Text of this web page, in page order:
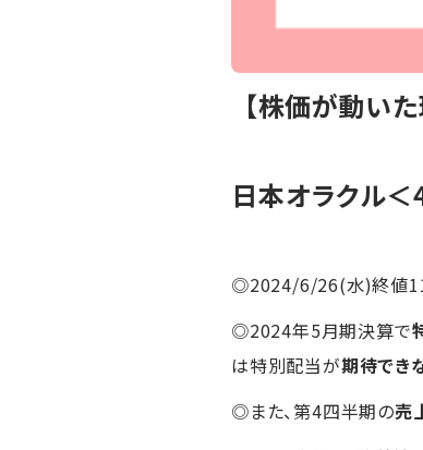
【株価が動い
日本オラクル
◎2024/6/26(水)終値
◎2024年5月期決算で
は特別配当が期待でき
◎また、第4四半期の売